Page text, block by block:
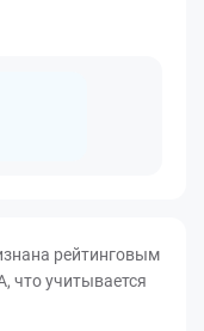
рейтинговым
что учитывается